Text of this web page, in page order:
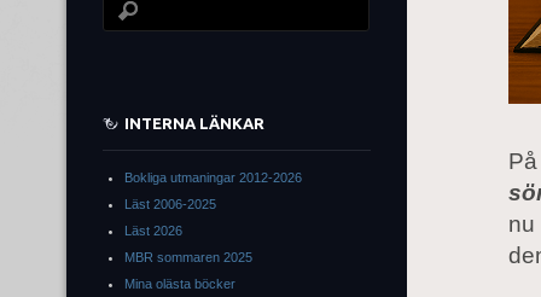
nu
INTERNA LÄNKAR
Bokliga utmaningar 2012-2026
Läst 2006-2025
Läst 2026
MBR sommaren 2025
Mina olästa böcker